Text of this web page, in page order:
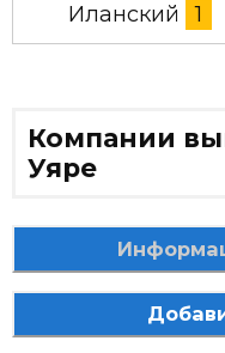
Иланский 1
Компании
Уяре